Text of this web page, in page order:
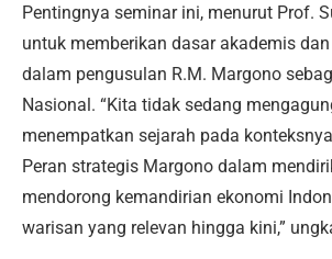
Pentingnya seminar ini, menurut Prof.
untuk memberikan dasar akademis
dalam pengusulan R.M. Margono
Nasional. “Kita tidak sedang
menempatkan sejarah pada
Peran strategis Margono dalam
mendorong kemandirian ekonomi
warisan yang relevan hingga kini,”